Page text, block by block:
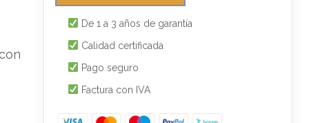
De 1 a 3 años de garantía
Calidad certificada
Pago seguro
Factura con IVA